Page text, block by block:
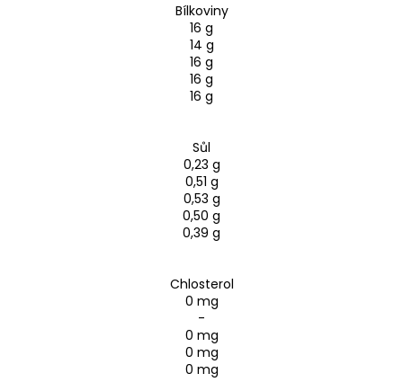
Bílkoviny
16 g
14 g
16 g
16 g
16 g
Sůl
0,23 g
0,51 g
0,53 g
0,50 g
0,39 g
Chlosterol
0 mg
-
0 mg
0 mg
0 mg